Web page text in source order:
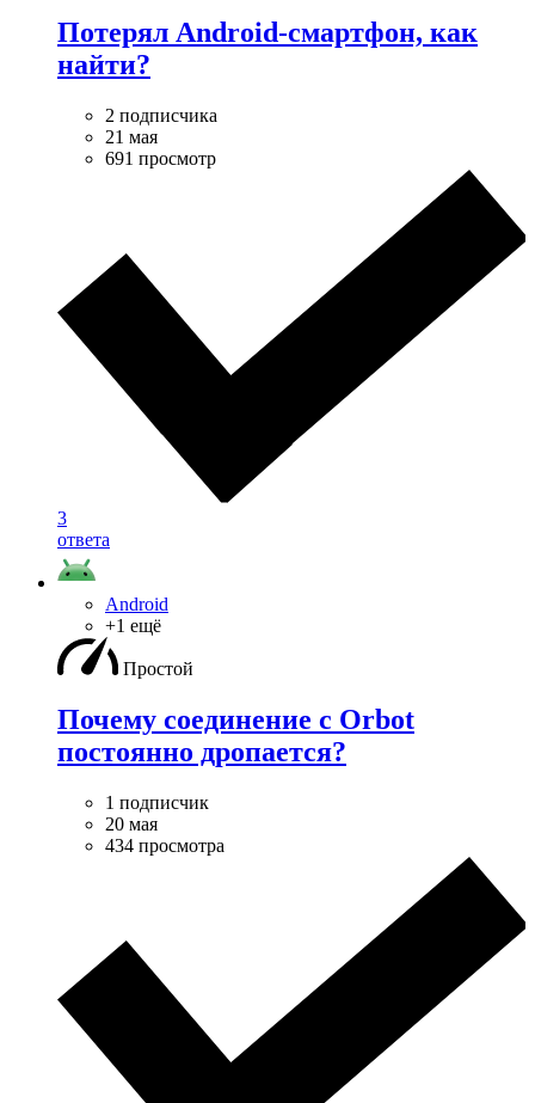
Потерял Android-смартфон, как
найти?
2 подписчика
21 мая
691 просмотр
3
ответа
Android
+1 ещё
Простой
Почему соединение с Orbot
постоянно дропается?
1 подписчик
20 мая
434 просмотра